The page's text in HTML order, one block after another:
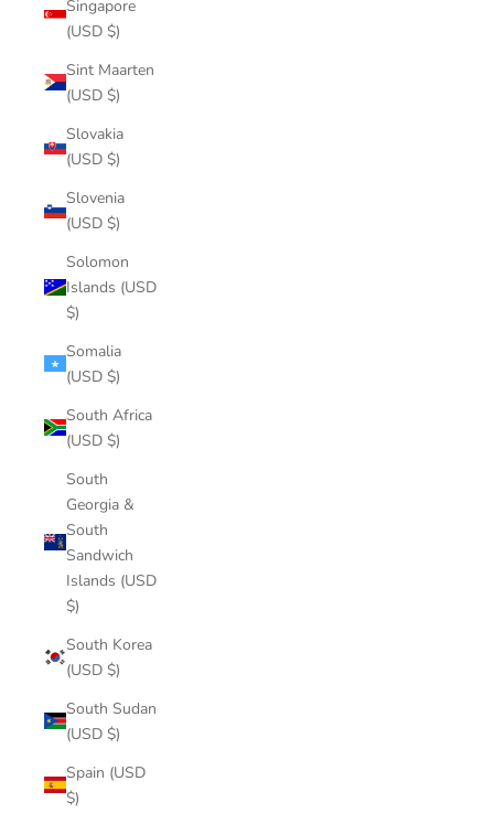
Singapore
(USD $)
Sint Maarten
(USD $)
Slovakia
(USD $)
Slovenia
(USD $)
Solomon
Islands (USD
$)
Somalia
(USD $)
South Africa
(USD $)
South
Georgia &
South
Sandwich
Islands (USD
$)
South Korea
(USD $)
South Sudan
(USD $)
Spain (USD
$)